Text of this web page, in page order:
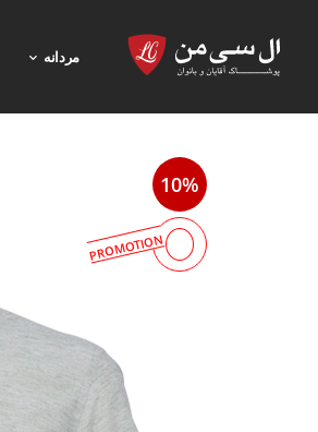
مردانه
10%
PROMOTION